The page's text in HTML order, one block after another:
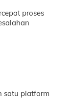
proses
satu platform